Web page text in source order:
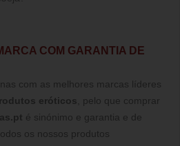
COM GARANTIA DE
com as melhores marcas líderes
eróticos , pelo que comprar
é sinónimo e garantia e de
os nossos produtos